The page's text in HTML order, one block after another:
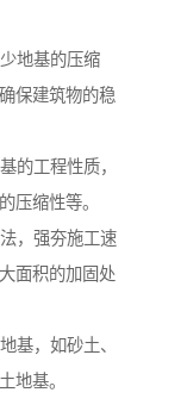
地基的压缩
保建筑物的稳
的工程性质，
压缩性等。
，强夯施工速
面积的加固处
基，如砂土、
地基。